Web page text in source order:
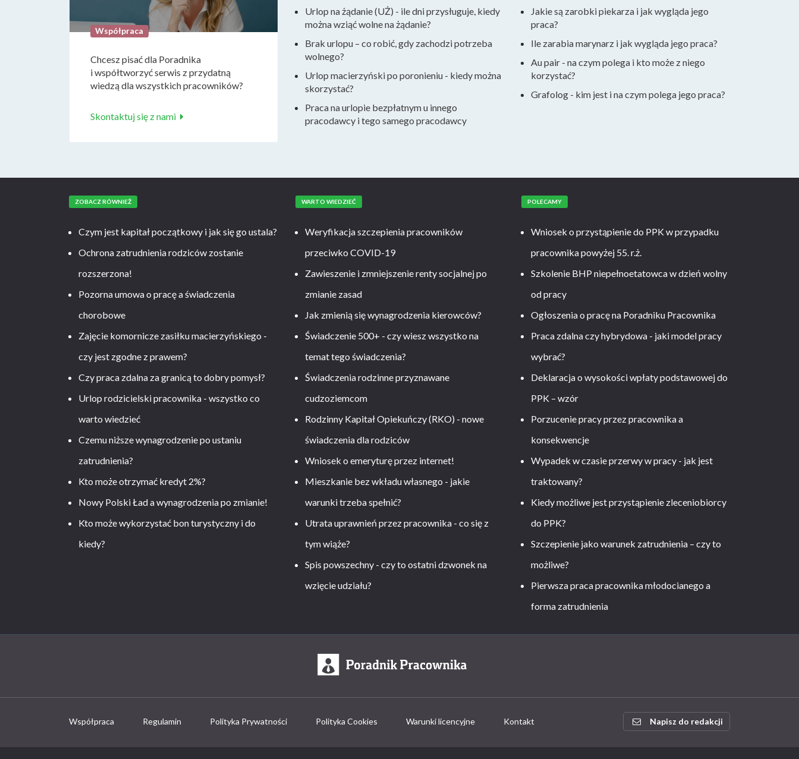
Współpraca
Chcesz pisać dla Poradnika
i współtworzyć serwis z przydatną
wiedzą dla wszystkich pracowników?
Skontaktuj się z nami
Urlop na żądanie (UŻ) - ile dni przysługuje, kiedy
można wziąć wolne na żądanie?
Brak urlopu – co robić, gdy zachodzi potrzeba
wolnego?
Urlop macierzyński po poronieniu - kiedy można
skorzystać?
Praca na urlopie bezpłatnym u innego
pracodawcy i tego samego pracodawcy
Jakie są zarobki piekarza i jak wygląda jego
praca?
Ile zarabia marynarz i jak wygląda jego praca?
Au pair - na czym polega i kto może z niego
korzystać?
Grafolog - kim jest i na czym polega jego praca?
ZOBACZ RÓWNIEŻ
Czym jest kapitał początkowy i jak się go ustala?
Ochrona zatrudnienia rodziców zostanie
rozszerzona!
Pozorna umowa o pracę a świadczenia
chorobowe
Zajęcie komornicze zasiłku macierzyńskiego -
czy jest zgodne z prawem?
Czy praca zdalna za granicą to dobry pomysł?
Urlop rodzicielski pracownika - wszystko co
warto wiedzieć
Czemu niższe wynagrodzenie po ustaniu
zatrudnienia?
Kto może otrzymać kredyt 2%?
Nowy Polski Ład a wynagrodzenia po zmianie!
Kto może wykorzystać bon turystyczny i do
kiedy?
WARTO WIEDZIEĆ
Weryfikacja szczepienia pracowników
przeciwko COVID-19
Zawieszenie i zmniejszenie renty socjalnej po
zmianie zasad
Jak zmienią się wynagrodzenia kierowców?
Świadczenie 500+ - czy wiesz wszystko na
temat tego świadczenia?
Świadczenia rodzinne przyznawane
cudzoziemcom
Rodzinny Kapitał Opiekuńczy (RKO) - nowe
świadczenia dla rodziców
Wniosek o emeryturę przez internet!
Mieszkanie bez wkładu własnego - jakie
warunki trzeba spełnić?
Utrata uprawnień przez pracownika - co się z
tym wiąże?
Spis powszechny - czy to ostatni dzwonek na
wzięcie udziału?
POLECAMY
Wniosek o przystąpienie do PPK w przypadku
pracownika powyżej 55. r.ż.
Szkolenie BHP niepełnoetatowca w dzień wolny
od pracy
Ogłoszenia o pracę na Poradniku Pracownika
Praca zdalna czy hybrydowa - jaki model pracy
wybrać?
Deklaracja o wysokości wpłaty podstawowej do
PPK – wzór
Porzucenie pracy przez pracownika a
konsekwencje
Wypadek w czasie przerwy w pracy - jak jest
traktowany?
Kiedy możliwe jest przystąpienie zleceniobiorcy
do PPK?
Szczepienie jako warunek zatrudnienia – czy to
możliwe?
Pierwsza praca pracownika młodocianego a
forma zatrudnienia
Współpraca Regulamin Polityka Prywatności Polityka Cookies Warunki licencyjne Kontakt Napisz do redakcji